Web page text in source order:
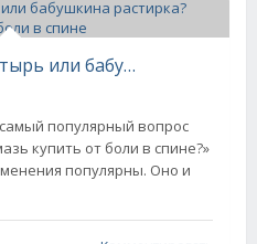
Инновационный пластырь или бабушкина растирка? Разбираемся в средствах от боли в спине
популярный вопрос
купить от боли в спине?»
популярны. Оно и